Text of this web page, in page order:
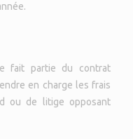
fait partie du contrat
en charge les frais
ou de litige opposant